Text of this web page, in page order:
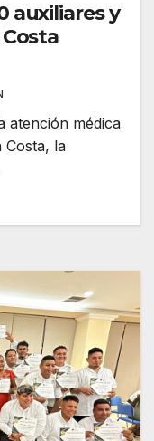
auxiliares y
atención médica
Costa, la